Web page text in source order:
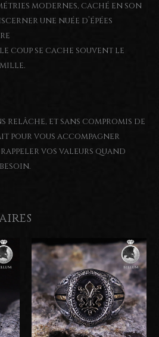
modernes, caché en son
une nuée d’épées
coup se cache souvent le
relâche, et sans compromis de
pour vous accompagner
vos valeurs quand